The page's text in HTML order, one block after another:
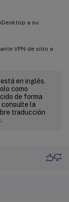
a su
VPN de sitio a
en inglés.
como
de forma
consulte la
traducción
.